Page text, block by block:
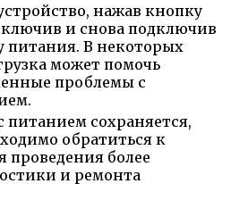
нажав кнопку
и снова подключив
питания. В некоторых
может помочь
проблемы с
питанием сохраняется,
обратиться к
проведения более
и ремонта